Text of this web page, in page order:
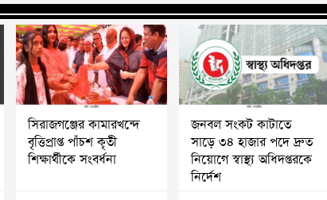
সিরাজগঞ্জের কামারখন্দে
বৃত্তিপ্রাপ্ত পাঁচশ কৃতী
শিক্ষার্থীকে সংবর্ধনা
জনবল সংকট কাটাতে
সাড়ে ৩৪ হাজার পদে দ্রুত
নিয়োগে স্বাস্থ্য অধিদপ্তরকে
নির্দেশ